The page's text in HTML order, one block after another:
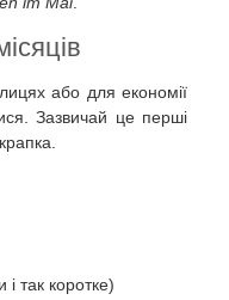
або для економії
Зазвичай це перші
і так коротке)